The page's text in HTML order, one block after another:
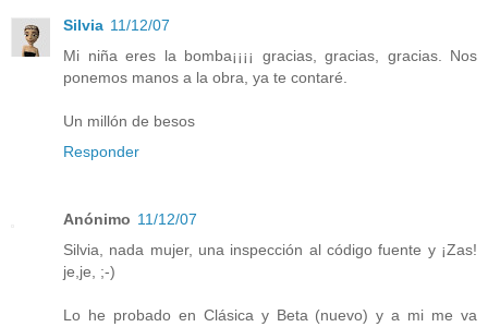
Silvia 11/12/07
Mi niña eres la bomba¡¡¡¡ gracias, gracias, gracias. Nos
ponemos manos a la obra, ya te contaré.
Un millón de besos
Responder
Anónimo 11/12/07
Silvia, nada mujer, una inspección al código fuente y ¡Zas!
je,je, ;-)
Lo he probado en Clásica y Beta (nuevo) y a mi me va